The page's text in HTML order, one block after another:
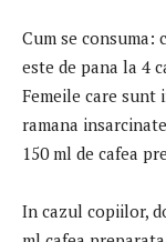
Cum se
este de pana la 4
Femeile care sunt
ramana
150 ml de cafea
In cazul copiilor,